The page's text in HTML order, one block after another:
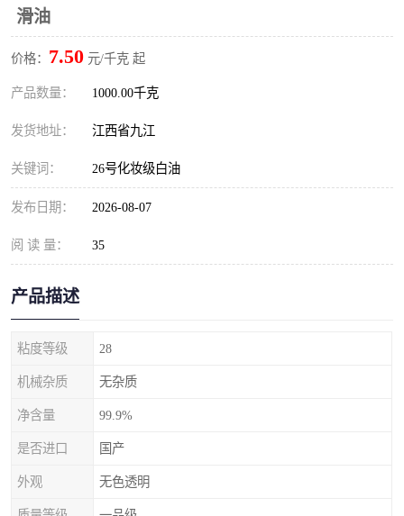
滑油
价格： 7.50 元/千克 起
产品数量： 1000.00千克
发货地址： 江西省九江
关键词： 26号化妆级白油
发布日期： 2026-08-07
阅 读 量： 35
产品描述
粘度等级 28
机械杂质 无杂质
净含量 99.9%
是否进口 国产
外观 无色透明